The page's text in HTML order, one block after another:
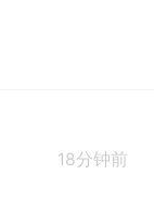
18分钟前